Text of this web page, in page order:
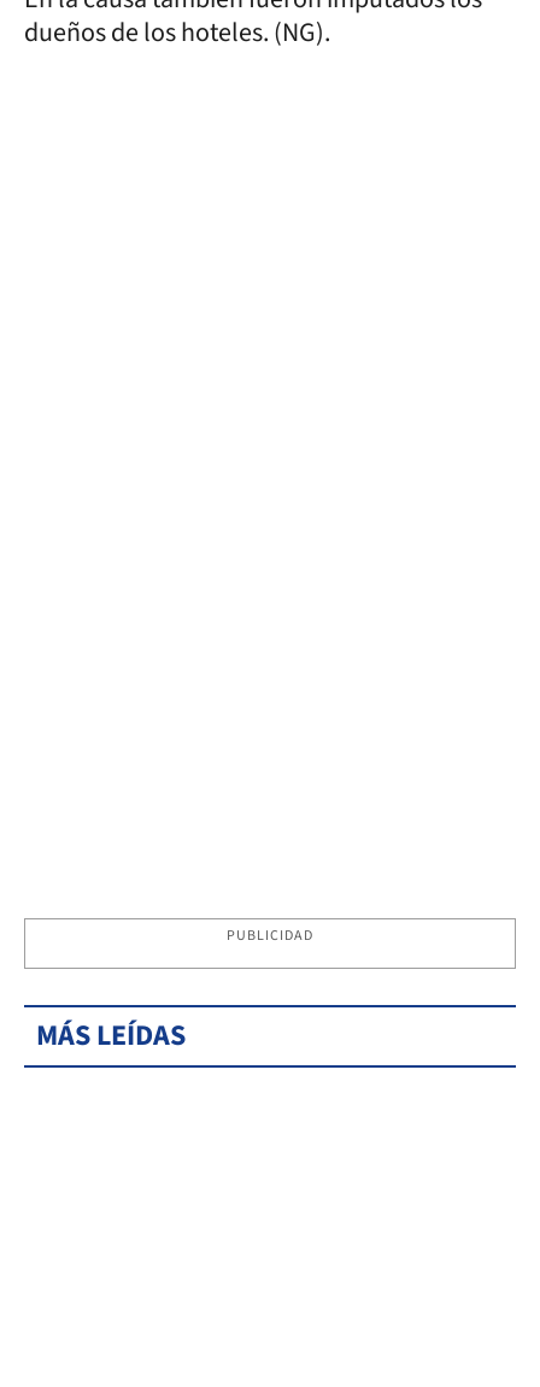
dueños de los hoteles. (NG).
PUBLICIDAD
MÁS LEÍDAS